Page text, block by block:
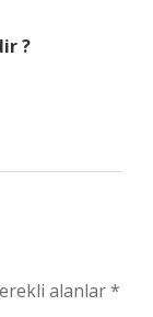
?
alanlar*